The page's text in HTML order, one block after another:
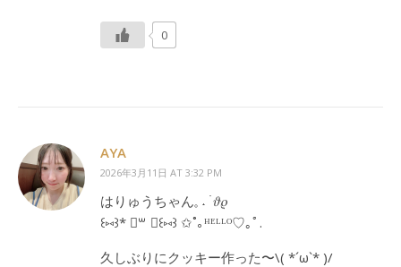
0
AYA
2026年3月11日 AT 3:32 PM
はりゅうちゃん𓈒 ˖ ࣪ 𝜗𝜚
꒰⑅꒱* ॑꒳ ॑꒰⑅꒱ ✩˚｡ᴴᴱᴸᴸᴼ♡｡ﾟ.
久しぶりにクッキー作った〜\( *´ω`* )/